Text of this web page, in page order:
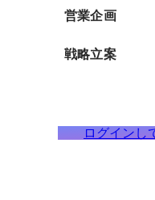
営業企画
戦略立案
ログインし